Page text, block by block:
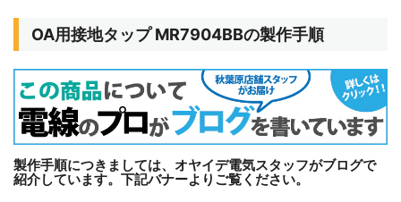
OA用接地タップ MR7904BBの製作手順
製作手順につきましては、オヤイデ電気スタッフがブログで
紹介しています。下記バナーよりご覧ください。